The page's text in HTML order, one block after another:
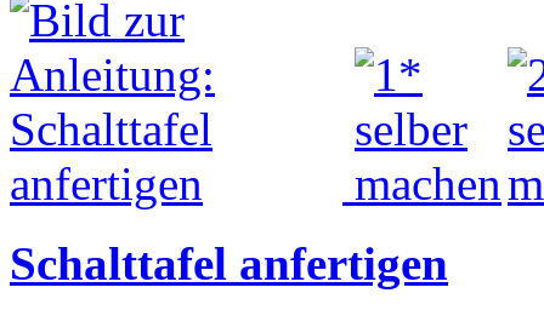
Schalttafel anfertigen